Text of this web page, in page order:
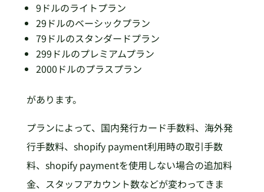
9ドルのライトプラン
29ドルのベーシックプラン
79ドルのスタンダードプラン
299ドルのプレミアムプラン
2000ドルのプラスプラン
があります。
プランによって、国内発行カード手数料、海外発
行手数料、shopify payment利用時の取引手数
料、shopify paymentを使用しない場合の追加料
金、スタッフアカウント数などが変わってきま